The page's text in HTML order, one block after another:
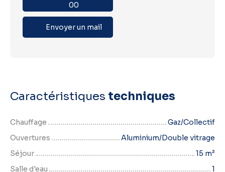
00
Envoyer un mail
Caractéristiques techniques
Chauffage
Gaz/Collectif
Ouvertures
Aluminium/Double vitrage
Séjour
15 m²
Salle d'eau
1